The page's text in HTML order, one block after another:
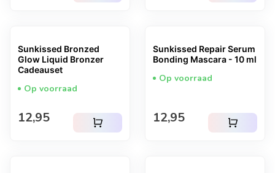
Sunkissed Bronzed
Glow Liquid Bronzer
Cadeauset
Op voorraad
Normale prijs
12,95 shopping_cart
Sunkissed Repair Serum
Bonding Mascara - 10 ml
Op voorraad
Normale prijs
12,95 shopping_cart